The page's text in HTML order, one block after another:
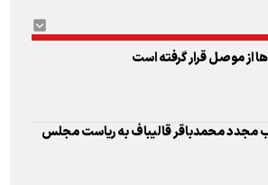
از موصل قرار گرفته است
مجدد محمدباقر قالیباف به ریاست مجلس